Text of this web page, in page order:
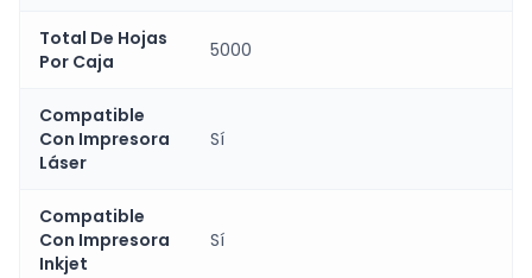
Total De Hojas
Por Caja
5000
Compatible
Con Impresora
Láser
Sí
Compatible
Con Impresora
Inkjet
Sí